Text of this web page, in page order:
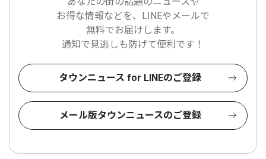
お得な情報などを、LINEやメールで
無料でお届けします。
通知で見逃しも防げて便利です！
タウンニュース for LINEのご登録
メール版タウンニュースのご登録